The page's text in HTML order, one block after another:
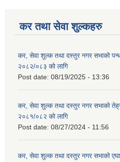
कर तथा सेवा शुल्कहरु
कर, सेवा शुल्क तथा दस्तुर नगर सभाको
२०८२/०८३ को लागि
Post date: 08/19/2025 - 13:36
कर, सेवा शुल्क तथा दस्तुर नगर सभाको
२०८१/०८२ को लागि
Post date: 08/27/2024 - 11:56
कर, सेवा शुल्क तथा दस्तुर नगर सभाको